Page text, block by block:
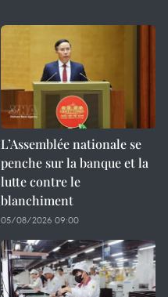
L’Assemblée nationale se
penche sur la banque et la
lutte contre le
blanchiment
05/08/2026 09:00